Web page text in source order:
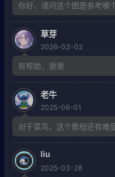
你好，请问这个图是参考哪
草芽
2026-03-02
有帮助，谢谢
老牛
2025-06-01
对于菜鸟，这个教程还有难
liu
2025-03-28